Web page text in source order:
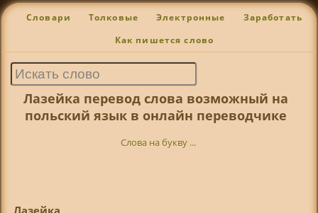
Словари Толковые Электронные Заработать
Как пишется слово
Лазейка перевод слова возможный на
польский язык в онлайн переводчике
Слова на букву ...